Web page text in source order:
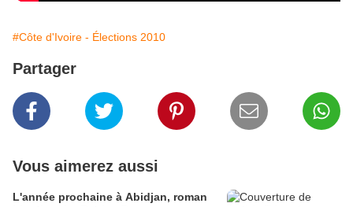
#Côte d'Ivoire - Élections 2010
Partager
Vous aimerez aussi
L'année prochaine à Abidjan, roman